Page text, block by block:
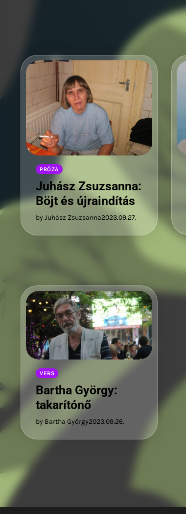
PRÓZA
Juhász Zsuzsanna:
Böjt és újraindítás
by Juhász Zsuzsanna2023.09.27.
VERS
Bartha György:
takarítónő
by Bartha György2023.09.26.
Bejegyzések
lapozása